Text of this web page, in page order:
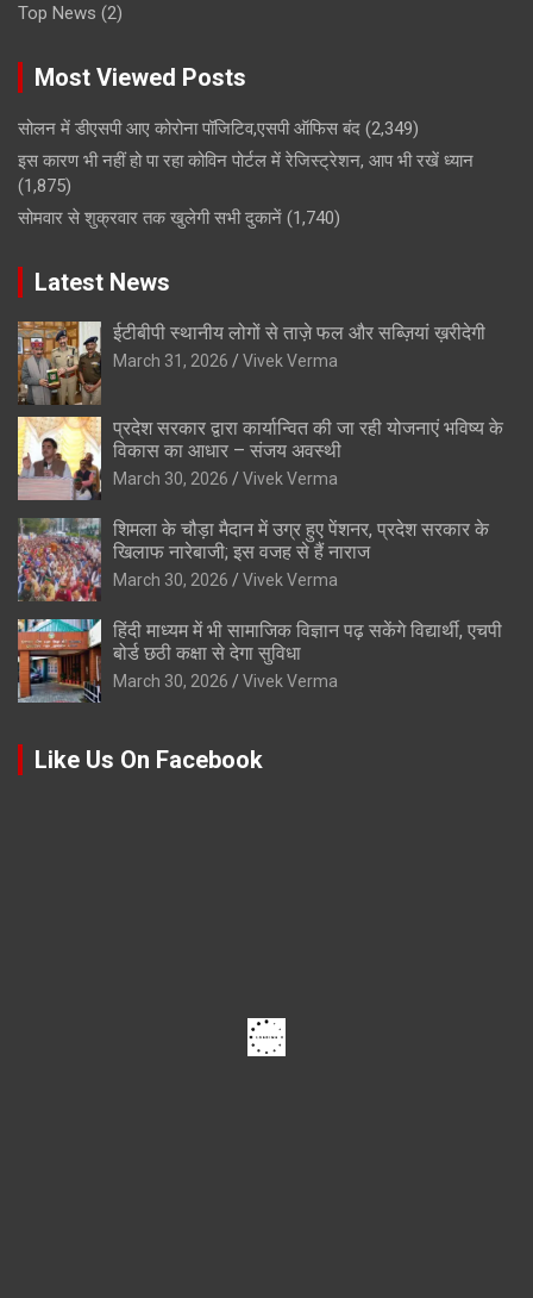
Top News (2)
Most Viewed Posts
सोलन में डीएसपी आए कोरोना पॉजिटिव,एसपी ऑफिस बंद (2,349)
इस कारण भी नहीं हो पा रहा कोविन पोर्टल में रेजिस्ट्रेशन, आप भी रखें ध्यान
(1,875)
सोमवार से शुक्रवार तक खुलेगी सभी दुकानें (1,740)
Latest News
ईटीबीपी स्थानीय लोगों से ताज़े फल और सब्ज़ियां ख़रीदेगी
March 31, 2026 Vivek Verma
प्रदेश सरकार द्वारा कार्यान्वित की जा रही योजनाएं भविष्य के
विकास का आधार – संजय अवस्थी
March 30, 2026 Vivek Verma
शिमला के चौड़ा मैदान में उग्र हुए पेंशनर, प्रदेश सरकार के
खिलाफ नारेबाजी; इस वजह से हैं नाराज
March 30, 2026 Vivek Verma
हिंदी माध्यम में भी सामाजिक विज्ञान पढ़ सकेंगे विद्यार्थी, एचपी
बोर्ड छठी कक्षा से देगा सुविधा
March 30, 2026 Vivek Verma
Like Us On Facebook